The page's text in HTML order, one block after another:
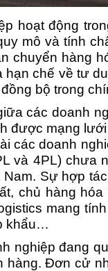
hoạt động
mô và tính
chuyển hàng
hạn chế về tư
bộ trong
các doanh
được mạng
các doanh
và 4PL) chưa
Sự hợp
chủ hàng
mang
khẩu…
nghiệp đang
hàng. Đơn cử